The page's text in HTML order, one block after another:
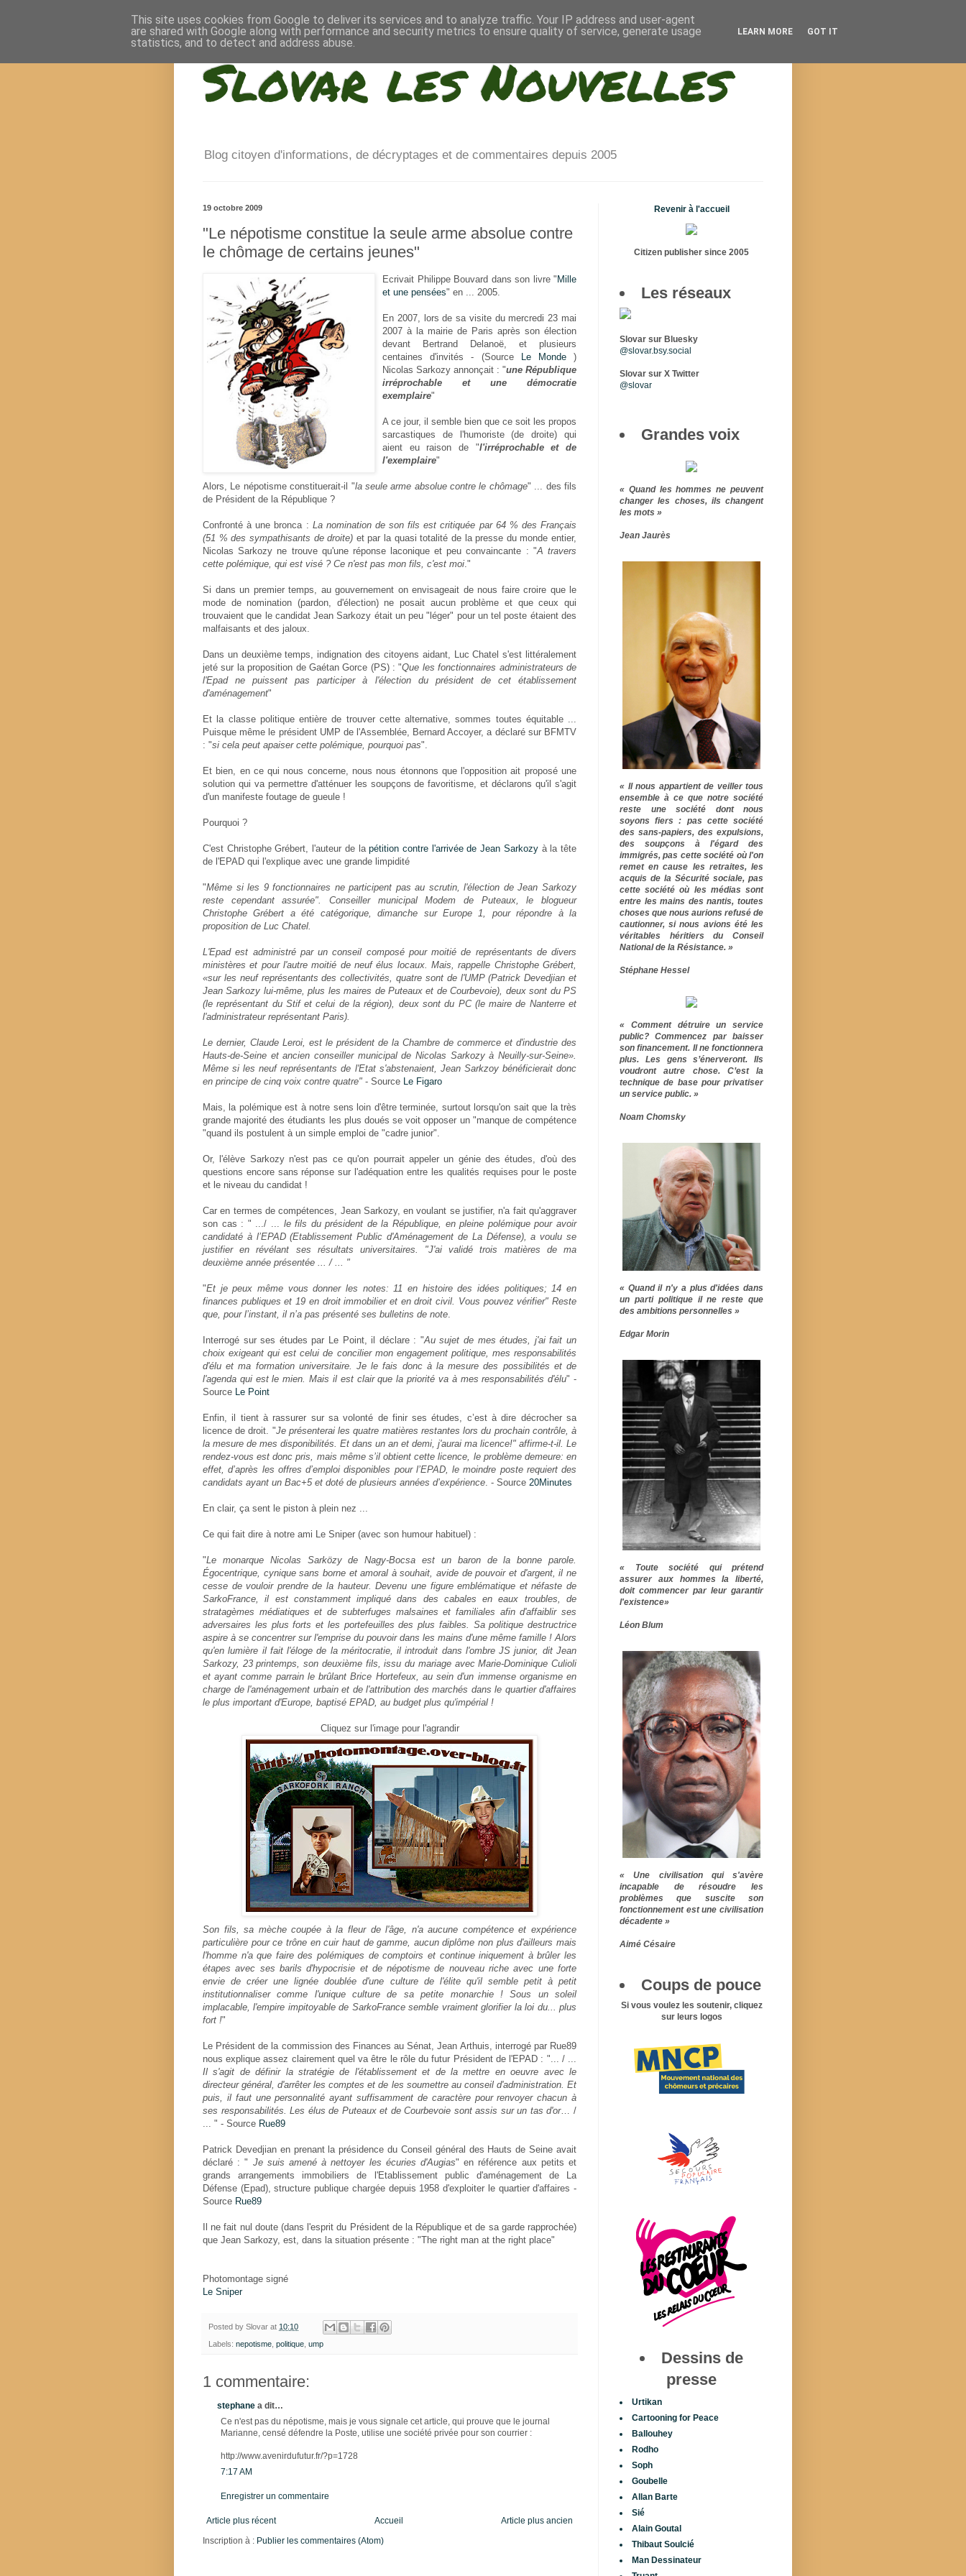
Slovar les Nouvelles
Blog citoyen d'informations, de décryptages et de commentaires depuis 2005
19 octobre 2009
"Le népotisme constitue la seule arme absolue contre
le chômage de certains jeunes"
Ecrivait Philippe Bouvard dans son livre " Mille
et une pensées" en ... 2005.
En 2007, lors de sa visite du mercredi 23 mai
2007 à la mairie de Paris après son élection
devant Bertrand Delanoë, et plusieurs
centaines d'invités - (Source
Le Monde)
Nicolas Sarkozy annonçait : "une République
irréprochable et une démocratie
exemplaire"
A ce jour, il semble bien que ce soit les propos
sarcastiques de l'humoriste (de droite) qui
aient eu raison de "l'irréprochable et de
l'exemplaire"
Alors, Le népotisme constituerait-il "la seule arme absolue contre le chômage" ... des fils
de Président de la République ?
Confronté à une bronca : La nomination de son fils est critiquée par 64 % des Français
(51 % des sympathisants de droite) et par la quasi totalité de la presse du monde entier,
Nicolas Sarkozy ne trouve qu'une réponse laconique et peu convaincante : "A travers
cette polémique, qui est visé ? Ce n'est pas mon fils, c'est moi."
Si dans un premier temps, au gouvernement on envisageait de nous faire croire que le
mode de nomination (pardon, d'élection) ne posait aucun problème et que ceux qui
trouvaient que le candidat Jean Sarkozy était un peu "léger" pour un tel poste étaient des
malfaisants et des jaloux.
Dans un deuxième temps, indignation des citoyens aidant, Luc Chatel s'est littéralement
jeté sur la proposition de Gaétan Gorce (PS) : "Que les fonctionnaires administrateurs de
l'Epad ne puissent pas participer à l'élection du président de cet établissement
d'aménagement"
Et la classe politique entière de trouver cette alternative, sommes toutes équitable ...
Puisque même le président UMP de l'Assemblée, Bernard Accoyer, a déclaré sur BFMTV
: "si cela peut apaiser cette polémique, pourquoi pas".
Et bien, en ce qui nous concerne, nous nous étonnons que l'opposition ait proposé une
solution qui va permettre d'atténuer les soupçons de favoritisme, et déclarons qu'il s'agit
d'un manifeste foutage de gueule !
Pourquoi ?
C'est Christophe Grébert, l'auteur de lapétition contre l'arrivée de Jean Sarkozyà la tête
de l'EPAD qui l'explique avec une grande limpidité
"Même si les 9 fonctionnaires ne participent pas au scrutin, l'élection de Jean Sarkozy
reste cependant assurée". Conseiller municipal Modem de Puteaux, le blogueur
Christophe Grébert a été catégorique, dimanche sur Europe 1, pour répondre à la
proposition de Luc Chatel.
L'Epad est administré par un conseil composé pour moitié de représentants de divers
ministères et pour l'autre moitié de neuf élus locaux. Mais, rappelle Christophe Grébert,
«sur les neuf représentants des collectivités, quatre sont de l'UMP (Patrick Devedjian et
Jean Sarkozy lui-même, plus les maires de Puteaux et de Courbevoie), deux sont du PS
(le représentant du Stif et celui de la région), deux sont du PC (le maire de Nanterre et
l'administrateur représentant Paris).
Le dernier, Claude Leroi, est le président de la Chambre de commerce et d'industrie des
Hauts-de-Seine et ancien conseiller municipal de Nicolas Sarkozy à Neuilly-sur-Seine».
Même si les neuf représentants de l'Etat s'abstenaient, Jean Sarkzoy bénéficierait donc
en principe de cinq voix contre quatre" - Source Le Figaro
Mais, la polémique est à notre sens loin d'être terminée, surtout lorsqu'on sait que la très
grande majorité des étudiants les plus doués se voit opposer un "manque de compétence
"quand ils postulent à un simple emploi de "cadre junior".
Or, l'élève Sarkozy n'est pas ce qu'on pourrait appeler un génie des études, d'où des
questions encore sans réponse sur l'adéquation entre les qualités requises pour le poste
et le niveau du candidat !
Car en termes de compétences, Jean Sarkozy, en voulant se justifier, n'a fait qu'aggraver
son cas : " .../ ... le fils du président de la République, en pleine polémique pour avoir
candidaté à l’EPAD (Etablissement Public d'Aménagement de La Défense), a voulu se
justifier en révélant ses résultats universitaires. "J'ai validé trois matières de ma
deuxième année présentée ... / ... "
"Et je peux même vous donner les notes: 11 en histoire des idées politiques; 14 en
finances publiques et 19 en droit immobilier et en droit civil. Vous pouvez vérifier" Reste
que, pour l’instant, il n’a pas présenté ses bulletins de note.
Interrogé sur ses études par Le Point, il déclare : "Au sujet de mes études, j'ai fait un
choix exigeant qui est celui de concilier mon engagement politique, mes responsabilités
d'élu et ma formation universitaire. Je le fais donc à la mesure des possibilités et de
l'agenda qui est le mien. Mais il est clair que la priorité va à mes responsabilités d'élu" -
Source Le Point
Enfin, il tient à rassurer sur sa volonté de finir ses études, c’est à dire décrocher sa
licence de droit. "Je présenterai les quatre matières restantes lors du prochain contrôle, à
la mesure de mes disponibilités. Et dans un an et demi, j'aurai ma licence!" affirme-t-il. Le
rendez-vous est donc pris, mais même s’il obtient cette licence, le problème demeure: en
effet, d’après les offres d’emploi disponibles pour l’EPAD, le moindre poste requiert des
candidats ayant un Bac+5 et doté de plusieurs années d’expérience. - Source 20Minutes
En clair, ça sent le piston à plein nez ...
Ce qui fait dire à notre ami Le Sniper (avec son humour habituel) :
"Le monarque Nicolas Sarközy de Nagy-Bocsa est un baron de la bonne parole.
Égocentrique, cynique sans borne et amoral à souhait, avide de pouvoir et d'argent, il ne
cesse de vouloir prendre de la hauteur. Devenu une figure emblématique et néfaste de
SarkoFrance, il est constamment impliqué dans des cabales en eaux troubles, de
stratagèmes médiatiques et de subterfuges malsaines et familiales afin d'affaiblir ses
adversaires les plus forts et les portefeuilles des plus faibles. Sa politique destructrice
aspire à se concentrer sur l'emprise du pouvoir dans les mains d'une même famille ! Alors
qu'en lumière il fait l'éloge de la méritocratie, il introduit dans l'ombre JS junior, dit Jean
Sarkozy, 23 printemps, son deuxième fils, issu du mariage avec Marie-Dominique Culioli
et ayant comme parrain le brûlant Brice Hortefeux, au sein d'un immense organisme en
charge de l'aménagement urbain et de l'attribution des marchés dans le quartier d'affaires
le plus important d'Europe, baptisé EPAD, au budget plus qu'impérial !
Cliquez sur l'image pour l'agrandir
Son fils, sa mèche coupée à la fleur de l'âge, n'a aucune compétence et expérience
particulière pour ce trône en cuir haut de gamme, aucun diplôme non plus d'ailleurs mais
l'homme n'a que faire des polémiques de comptoirs et continue iniquement à brûler les
étapes avec ses barils d'hypocrisie et de népotisme de nouveau riche avec une forte
envie de créer une lignée doublée d'une culture de l'élite qu'il semble petit à petit
institutionnaliser comme l'unique culture de sa petite monarchie ! Sous un soleil
implacable, l'empire impitoyable de SarkoFrance semble vraiment glorifier la loi du... plus
fort !"
Le Président de la commission des Finances au Sénat, Jean Arthuis, interrogé par Rue89
nous explique assez clairement quel va être le rôle du futur Président de l'EPAD : "... / ...
Il s'agit de définir la stratégie de l'établissement et de la mettre en oeuvre avec le
directeur général, d'arrêter les comptes et de les soumettre au conseil d'administration. Et
puis, il faut une personnalité ayant suffisamment de caractère pour renvoyer chacun à
ses responsabilités. Les élus de Puteaux et de Courbevoie sont assis sur un tas d'or… /
... " - Source Rue89
Patrick Devedjian en prenant la présidence du Conseil général des Hauts de Seine avait
déclaré : " Je suis amené à nettoyer les écuries d'Augias" en référence aux petits et
grands arrangements immobiliers de l'Etablissement public d'aménagement de La
Défense (Epad), structure publique chargée depuis 1958 d'exploiter le quartier d'affaires -
Source Rue89
Il ne fait nul doute (dans l'esprit du Président de la République et de sa garde rapprochée)
que Jean Sarkozy, est, dans la situation présente : "The right man at the right place"
Photomontage signé
Le Sniper
Posted by Slovar at 10:10
Labels: nepotisme, politique, ump
1 commentaire:
stephane a dit…
Ce n'est pas du népotisme, mais je vous signale cet article, qui prouve que le journal
Marianne, censé défendre la Poste, utilise une société privée pour son courrier :
http://www.avenirdufutur.fr/?p=1728
7:17 AM
Enregistrer un commentaire
Article plus récent Article plus ancien
Accueil
Inscription à : Publier les commentaires (Atom)
Revenir à l'accueil
Citizen publisher since 2005
Les réseaux
Slovar sur Bluesky
@slovar.bsy.social
Slovar sur X Twitter
@slovar
Grandes voix
« Quand les hommes ne peuvent
changer les choses, ils changent
les mots »
Jean Jaurès
« Il nous appartient de veiller tous
ensemble à ce que notre société
reste une société dont nous
soyons fiers : pas cette société
des sans-papiers, des expulsions,
des soupçons à l'égard des
immigrés, pas cette société où l'on
remet en cause les retraites, les
acquis de la Sécurité sociale, pas
cette société où les médias sont
entre les mains des nantis, toutes
choses que nous aurions refusé de
cautionner, si nous avions été les
véritables héritiers du Conseil
National de la Résistance. »
Stéphane Hessel
« Comment détruire un service
public? Commencez par baisser
son financement. Il ne fonctionnera
plus. Les gens s’énerveront. Ils
voudront autre chose. C’est la
technique de base pour privatiser
un service public. »
Noam Chomsky
« Quand il n'y a plus d'idées dans
un parti politique il ne reste que
des ambitions personnelles »
Edgar Morin
« Toute société qui prétend
assurer aux hommes la liberté,
doit commencer par leur garantir
l'existence»
Léon Blum
« Une civilisation qui s'avère
incapable de résoudre les
problèmes que suscite son
fonctionnement est une civilisation
décadente »
Aimé Césaire
Coups de pouce
Si vous voulez les soutenir, cliquez
sur leurs logos
Dessins de
presse
Urtikan
Cartooning for Peace
Ballouhey
Rodho
Soph
Goubelle
Allan Barte
Sié
Alain Goutal
Thibaut Soulcié
Man Dessinateur
This site uses cookies from Google to deliver its services and to analyze traffic. Your IP address and user-agent
are shared with Google along with performance and security metrics to ensure quality of service, generate usage
statistics, and to detect and address abuse.
LEARN MORE GOT IT